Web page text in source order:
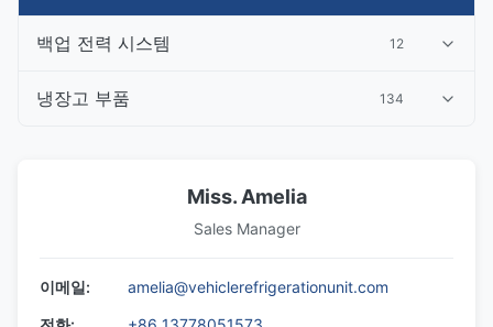
백업 전력 시스템 12
냉장고 부품 134
Miss. Amelia
Sales Manager
이메일:
amelia@vehiclerefrigerationunit.com